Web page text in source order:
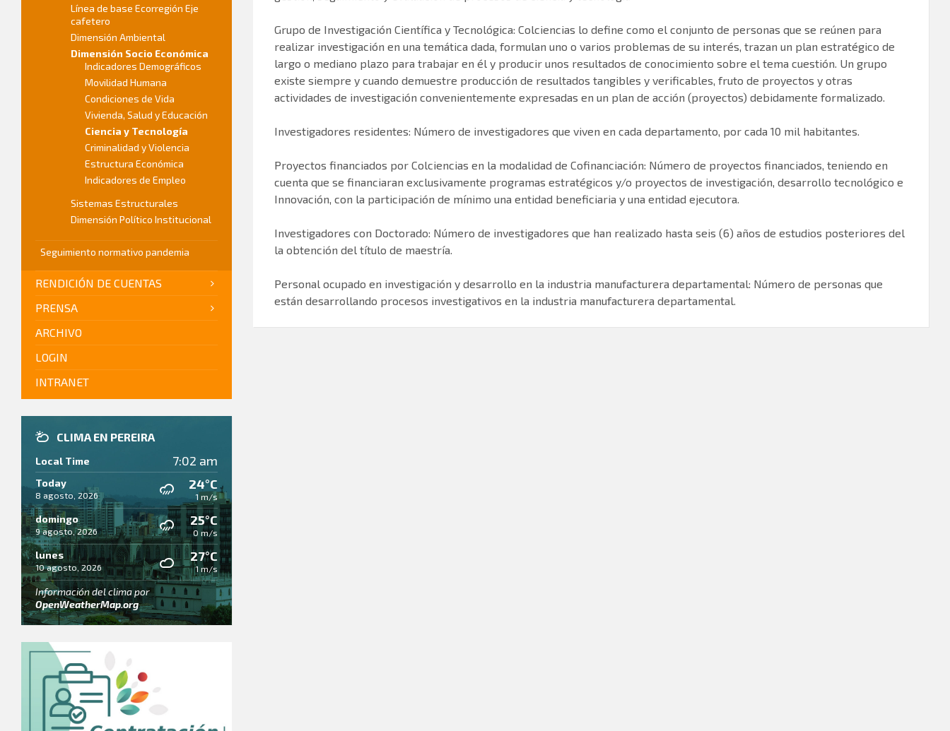
Grupo de Investigación Científica y Tecnológica: Colciencias lo define como el conjunto de personas que se reúnen para
realizar investigación en una temática dada, formulan uno o varios problemas de su interés, trazan un plan estratégico de
largo o mediano plazo para trabajar en él y producir unos resultados de conocimiento sobre el tema cuestión. Un grupo
existe siempre y cuando demuestre producción de resultados tangibles y verificables, fruto de proyectos y otras
actividades de investigación convenientemente expresadas en un plan de acción (proyectos) debidamente formalizado.
Investigadores residentes: Número de investigadores que viven en cada departamento, por cada 10 mil habitantes.
Proyectos financiados por Colciencias en la modalidad de Cofinanciación: Número de proyectos financiados, teniendo en
cuenta que se financiaran exclusivamente programas estratégicos y/o proyectos de investigación, desarrollo tecnológico e
Innovación, con la participación de mínimo una entidad beneficiaria y una entidad ejecutora.
Investigadores con Doctorado: Número de investigadores que han realizado hasta seis (6) años de estudios posteriores del
la obtención del título de maestría.
Personal ocupado en investigación y desarrollo en la industria manufacturera departamental: Número de personas que
están desarrollando procesos investigativos en la industria manufacturera departamental.
Línea de base Ecorregión Eje
cafetero
Dimensión Ambiental
Dimensión Socio Económica
Indicadores Demográficos
Movilidad Humana
Condiciones de Vida
Vivienda, Salud y Educación
Ciencia y Tecnología
Criminalidad y Violencia
Estructura Económica
Indicadores de Empleo
Sistemas Estructurales
Dimensión Político Institucional
Seguimiento normativo pandemia
RENDICIÓN DE CUENTAS
PRENSA
ARCHIVO
LOGIN
INTRANET
CLIMA EN PEREIRA
Local Time 7:02 am
Today
8 agosto, 2026
24°C
1 m/s
domingo
9 agosto, 2026
25°C
0 m/s
lunes
10 agosto, 2026
27°C
1 m/s
Información del clima por
OpenWeatherMap.org